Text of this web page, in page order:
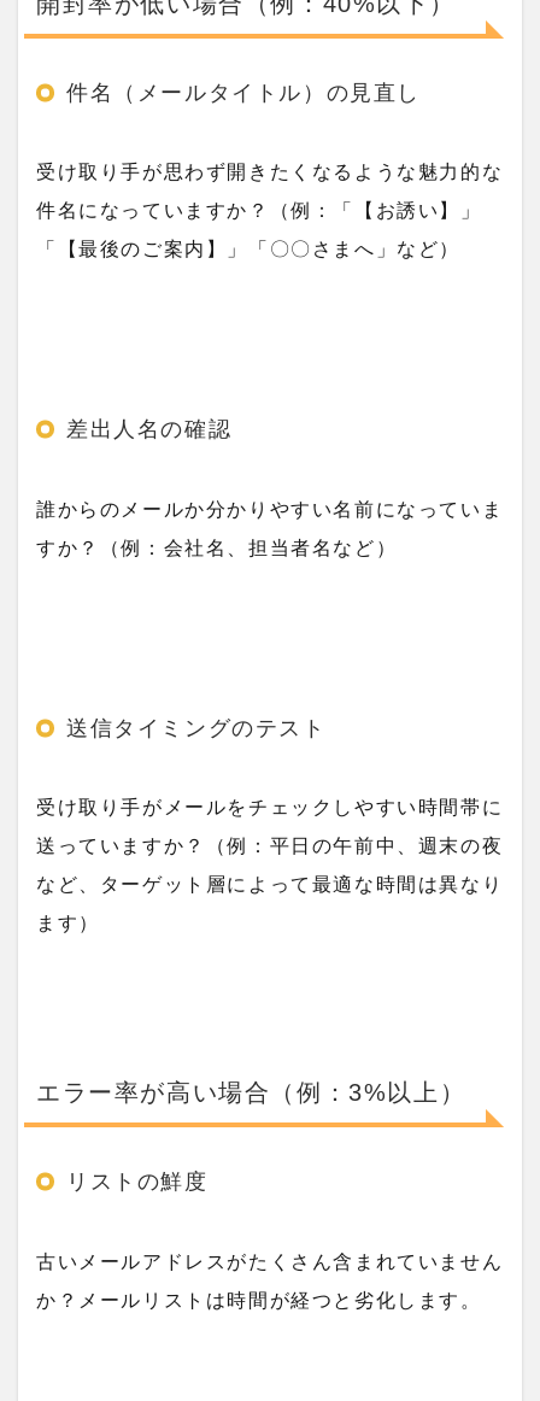
件名（メールタイトル）の見直し
受け取り手が思わず開きたくなるような魅力的な
件名になっていますか？（例：「【お誘い】」
「【最後のご案内】」「〇〇さまへ」など）
差出人名の確認
誰からのメールか分かりやすい名前になっていま
すか？（例：会社名、担当者名など）
送信タイミングのテスト
受け取り手がメールをチェックしやすい時間帯に
送っていますか？（例：平日の午前中、週末の夜
など、ターゲット層によって最適な時間は異なり
ます）
エラー率が高い場合（例：3%以上）
リストの鮮度
古いメールアドレスがたくさん含まれていません
か？メールリストは時間が経つと劣化します。